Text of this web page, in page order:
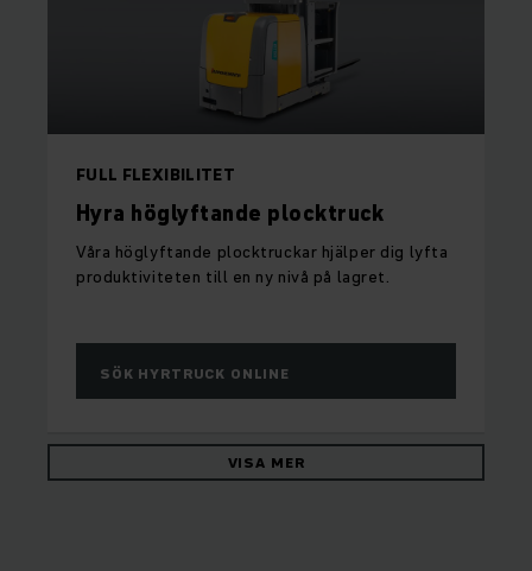
FULL FLEXIBILITET
Hyra höglyftande plocktruck
Våra höglyftande plocktruckar hjälper dig lyfta
produktiviteten till en ny nivå på lagret.
SÖK HYRTRUCK ONLINE
VISA MER